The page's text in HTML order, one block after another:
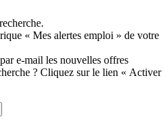
« Mes alertes emploi » de votre
e-mail les nouvelles offres
? Cliquez sur le lien « Activer